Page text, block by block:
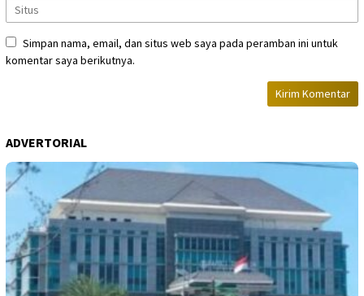
Simpan nama, email, dan situs web saya pada peramban ini untuk
komentar saya berikutnya.
ADVERTORIAL